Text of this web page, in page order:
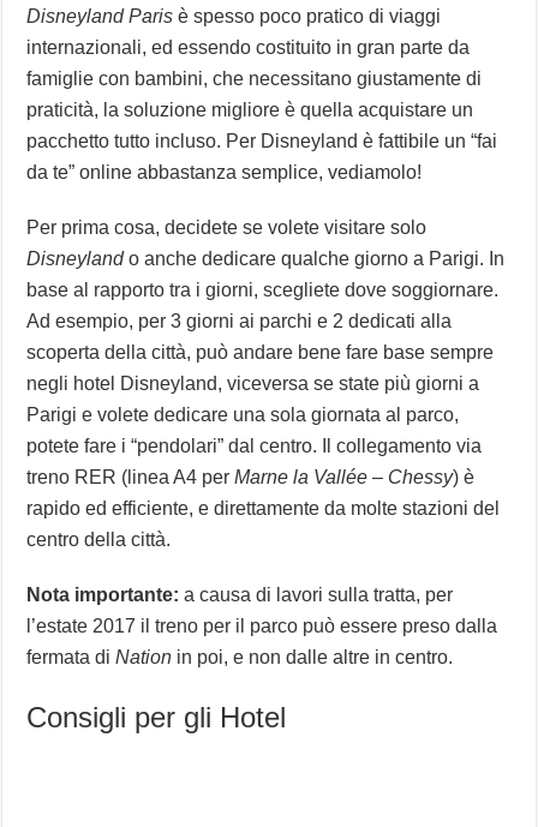
Disneyland Paris è spesso poco pratico di viaggi
internazionali, ed essendo costituito in gran parte da
famiglie con bambini, che necessitano giustamente di
praticità, la soluzione migliore è quella acquistare un
pacchetto tutto incluso. Per Disneyland è fattibile un “fai
da te” online abbastanza semplice, vediamolo!
Per prima cosa, decidete se volete visitare solo
Disneylando anche dedicare qualche giorno a Parigi. In
base al rapporto tra i giorni, scegliete dove soggiornare.
Ad esempio, per 3 giorni ai parchi e 2 dedicati alla
scoperta della città, può andare bene fare base sempre
negli hotel Disneyland, viceversa se state più giorni a
Parigi e volete dedicare una sola giornata al parco,
potete fare i “pendolari” dal centro. Il collegamento via
treno RER (linea A4 perMarne la Vallée – Chessy) è
rapido ed efficiente, e direttamente da molte stazioni del
centro della città.
Nota importante: a causa di lavori sulla tratta, per
l’estate 2017 il treno per il parco può essere preso dalla
fermata diNation in poi, e non dalle altre in centro.
Consigli per gli Hotel